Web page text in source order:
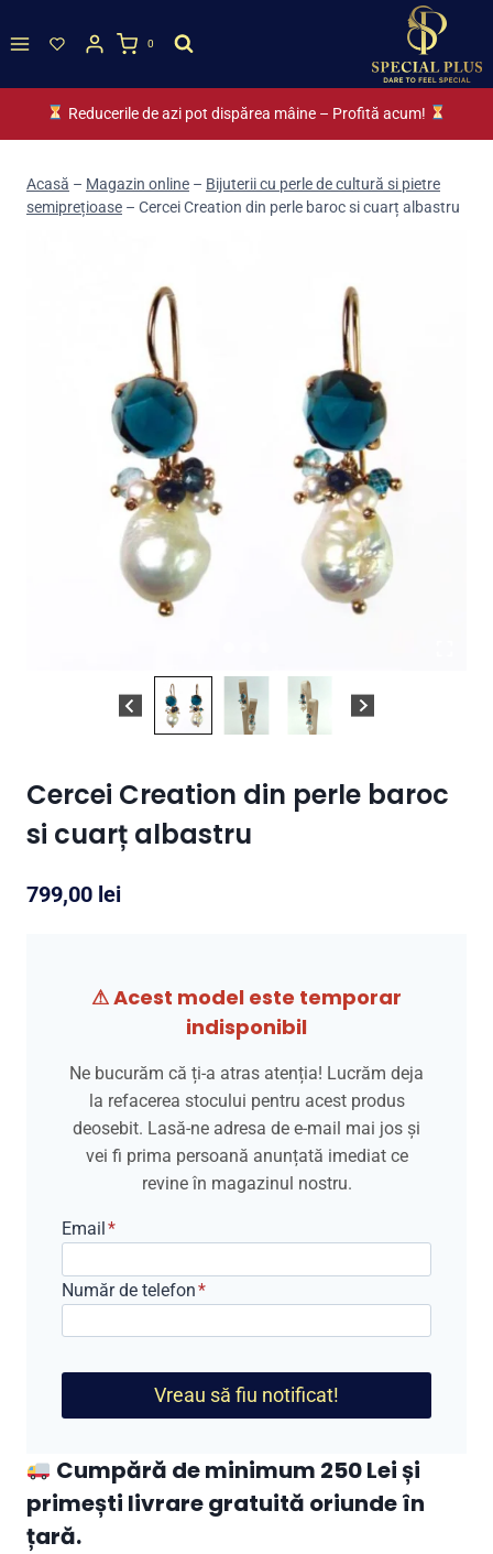
to
0
Reducerile de azi pot dispărea mâine – Profită acum!
Acasă – Magazin online – Bijuterii cu perle de cultură si pietre
semiprețioase – Cercei Creation din perle baroc si cuarț albastru
Cercei Creation din perle baroc
si cuarț albastru
799,00 lei
⚠ Acest model este temporar
indisponibil
Ne bucurăm că ți-a atras atenția! Lucrăm deja
la refacerea stocului pentru acest produs
deosebit. Lasă-ne adresa de e-mail mai jos și
vei fi prima persoană anunțată imediat ce
revine în magazinul nostru.
Email *
Număr de telefon*
Vreau să fiu notificat!
Cumpără de minimum 250 Lei și
primești livrare gratuită oriunde în
țară.